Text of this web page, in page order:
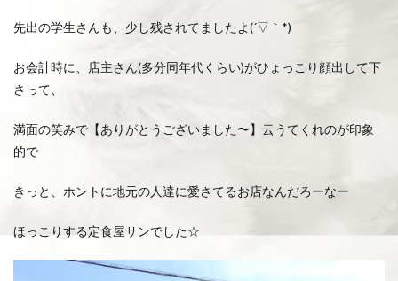
先出の学生さんも、少し残されてましたよ(´▽｀*)
お会計時に、店主さん(多分同年代くらい)がひょっこり顔出して下
さって、
満面の笑みで【ありがとうございました〜】云うてくれのが印象
的で
きっと、ホントに地元の人達に愛さてるお店なんだろーなー
ほっこりする定食屋サンでした☆